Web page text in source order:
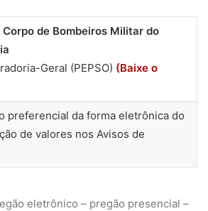
Corpo de Bombeiros Militar do
Geral (PEPSO) (Baixe o
preferencial da forma eletrônica do
de valores nos Avisos de
eletrônico – pregão presencial –